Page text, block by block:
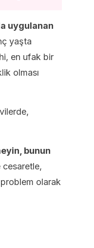
uygulanan
yaşta
en ufak bir
olması
bunun
cesaretle,
olarak